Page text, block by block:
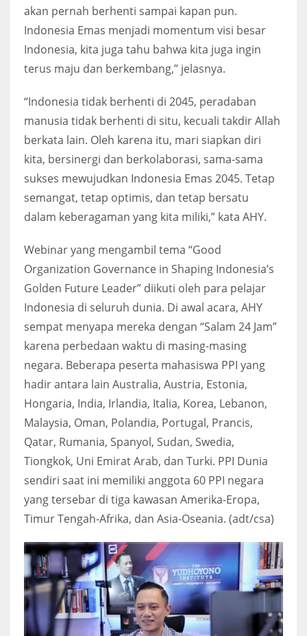
akan pernah berhenti sampai kapan pun.
Indonesia Emas menjadi momentum visi besar
Indonesia, kita juga tahu bahwa kita juga ingin
terus maju dan berkembang,” jelasnya.
“Indonesia tidak berhenti di 2045, peradaban
manusia tidak berhenti di situ, kecuali takdir Allah
berkata lain. Oleh karena itu, mari siapkan diri
kita, bersinergi dan berkolaborasi, sama-sama
sukses mewujudkan Indonesia Emas 2045. Tetap
semangat, tetap optimis, dan tetap bersatu
dalam keberagaman yang kita miliki,” kata AHY.
Webinar yang mengambil tema “Good
Organization Governance in Shaping Indonesia’s
Golden Future Leader” diikuti oleh para pelajar
Indonesia di seluruh dunia. Di awal acara, AHY
sempat menyapa mereka dengan “Salam 24 Jam”
karena perbedaan waktu di masing-masing
negara. Beberapa peserta mahasiswa PPI yang
hadir antara lain Australia, Austria, Estonia,
Hongaria, India, Irlandia, Italia, Korea, Lebanon,
Malaysia, Oman, Polandia, Portugal, Prancis,
Qatar, Rumania, Spanyol, Sudan, Swedia,
Tiongkok, Uni Emirat Arab, dan Turki. PPI Dunia
sendiri saat ini memiliki anggota 60 PPI negara
yang tersebar di tiga kawasan Amerika-Eropa,
Timur Tengah-Afrika, dan Asia-Oseania. (adt/csa)